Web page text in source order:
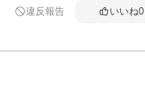
違反報告
いいね0